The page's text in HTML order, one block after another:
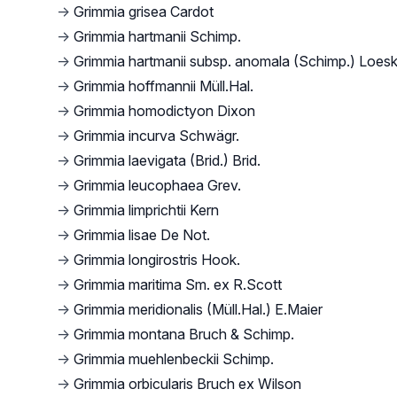
→ Grimmia grisea Cardot
→ Grimmia hartmanii Schimp.
→ Grimmia hartmanii subsp. anomala (Schimp.)
→ Grimmia hoffmannii Müll.Hal.
→ Grimmia homodictyon Dixon
→ Grimmia incurva Schwägr.
→ Grimmia laevigata (Brid.) Brid.
→ Grimmia leucophaea Grev.
→ Grimmia limprichtii Kern
→ Grimmia lisae De Not.
→ Grimmia longirostris Hook.
→ Grimmia maritima Sm. ex R.Scott
→ Grimmia meridionalis (Müll.Hal.) E.Maier
→ Grimmia montana Bruch & Schimp.
→ Grimmia muehlenbeckii Schimp.
→ Grimmia orbicularis Bruch ex Wilson